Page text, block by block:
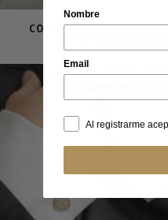
COLGANTE MUJER
Nombre
Email
Al registrarme